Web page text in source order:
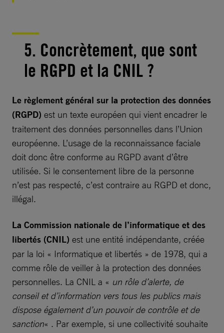
5. Concrètement, que sont
le RGPD et la CNIL ?
Le règlement général sur la protection des données
(RGPD) est un texte européen qui vient encadrer le
traitement des données personnelles dans l’Union
européenne. L’usage de la reconnaissance faciale
doit donc être conforme au RGPD avant d’être
utilisée. Si le consentement libre de la personne
n’est pas respecté, c’est contraire au RGPD et donc,
illégal.
La Commission nationale de l’informatique et des
libertés (CNIL) est une entité indépendante, créée
par la loi « Informatique et libertés » de 1978, qui a
comme rôle de veiller à la protection des données
personnelles. La CNIL a « un rôle d’alerte, de
conseil et d’information vers tous les publics mais
dispose également d’un pouvoir de contrôle et de
sanction« . Par exemple, si une collectivité souhaite